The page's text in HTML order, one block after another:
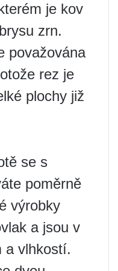
je kov
zrn.
považována
rez je
plochy již
se s
poměrně
výrobky
a jsou v
a vlhkostí.